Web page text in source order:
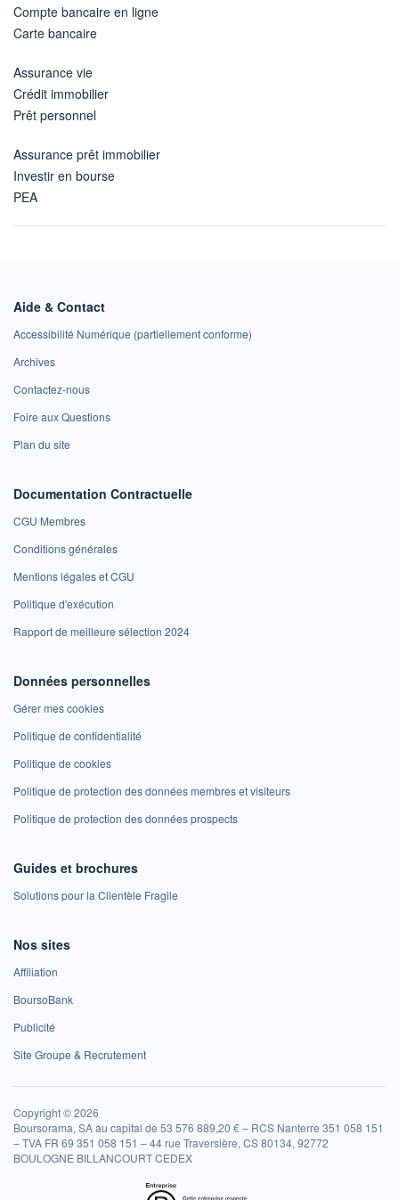
Compte bancaire en ligne
Carte bancaire
Assurance vie
Crédit immobilier
Prêt personnel
Assurance prêt immobilier
Investir en bourse
PEA
Aide & Contact
Accessibilité Numérique (partiellement conforme)
Archives
Contactez-nous
Foire aux Questions
Plan du site
Documentation Contractuelle
CGU Membres
Conditions générales
Mentions légales et CGU
Politique d'exécution
Rapport de meilleure sélection 2024
Données personnelles
Gérer mes cookies
Politique de confidentialité
Politique de cookies
Politique de protection des données membres et visiteurs
Politique de protection des données prospects
Guides et brochures
Solutions pour la Clientèle Fragile
Nos sites
Affiliation
BoursoBank
Publicité
Site Groupe & Recrutement
Copyright © 2026
Boursorama, SA au capital de 53 576 889,20 € – RCS Nanterre 351 058 151
– TVA FR 69 351 058 151 – 44 rue Traversière, CS 80134, 92772
BOULOGNE BILLANCOURT CEDEX